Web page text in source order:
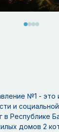
№1 - это
и
в Республике
домов 2